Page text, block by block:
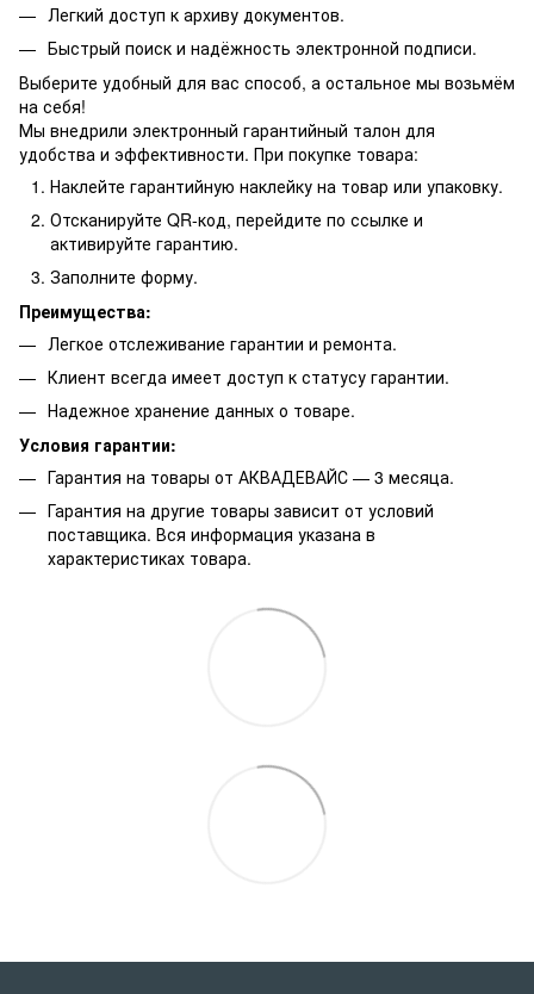
Легкий доступ к архиву документов.
Быстрый поиск и надёжность электронной подписи.
Выберите удобный для вас способ, а остальное мы возьмём
на себя!
Мы внедрили электронный гарантийный талон для
удобства и эффективности. При покупке товара:
Наклейте гарантийную наклейку на товар или упаковку.
Отсканируйте QR-код, перейдите по ссылке и
активируйте гарантию.
Заполните форму.
Преимущества:
Легкое отслеживание гарантии и ремонта.
Клиент всегда имеет доступ к статусу гарантии.
Надежное хранение данных о товаре.
Условия гарантии:
Гарантия на товары от АКВАДЕВАЙС — 3 месяца.
Гарантия на другие товары зависит от условий
поставщика. Вся информация указана в
характеристиках товара.